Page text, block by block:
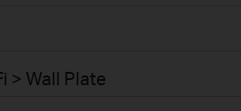
> Wall Plate